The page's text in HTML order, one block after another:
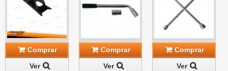
Comprar
Ver
Comprar
Ver
Comprar
Ver